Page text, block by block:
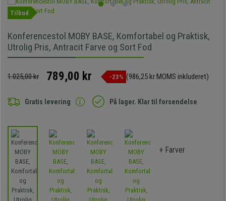
Tilbud
Konferencestol MOBY BASE, Komfortabel og Praktisk,
Utrolig Pris, Antracit Farve og Sort Fod
1.025,00 kr 789,00 kr -23% (986,25 kr MOMS inkluderet)
Gratis levering På lager. Klar til forsendelse
+ Farver